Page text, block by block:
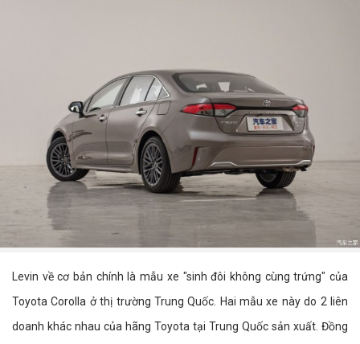
Levin về cơ bản chính là mẫu xe "sinh đôi không cùng trứng" của
Toyota Corolla ở thị trường Trung Quốc. Hai mẫu xe này do 2 liên
doanh khác nhau của hãng Toyota tại Trung Quốc sản xuất. Đồng